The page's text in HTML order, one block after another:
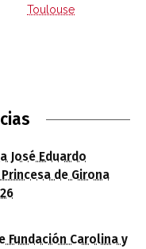
Toulouse
José Eduardo
de Girona
Fundación Carolina y